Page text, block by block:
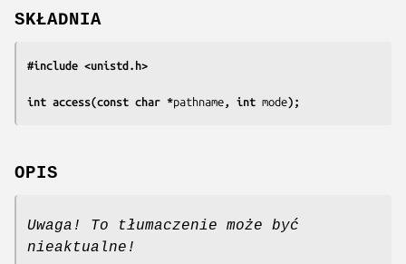
SKŁADNIA
#include <unistd.h>
int access(const char *pathname , int mode);
OPIS
Uwaga! To tłumaczenie może być
nieaktualne!